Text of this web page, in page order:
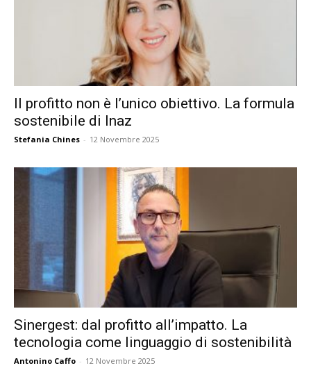
Il profitto non è l’unico obiettivo. La formula
sostenibile di Inaz
Stefania Chines - 12 Novembre 2025
Sinergest: dal profitto all’impatto. La
tecnologia come linguaggio di sostenibilità
Antonino Caffo - 12 Novembre 2025